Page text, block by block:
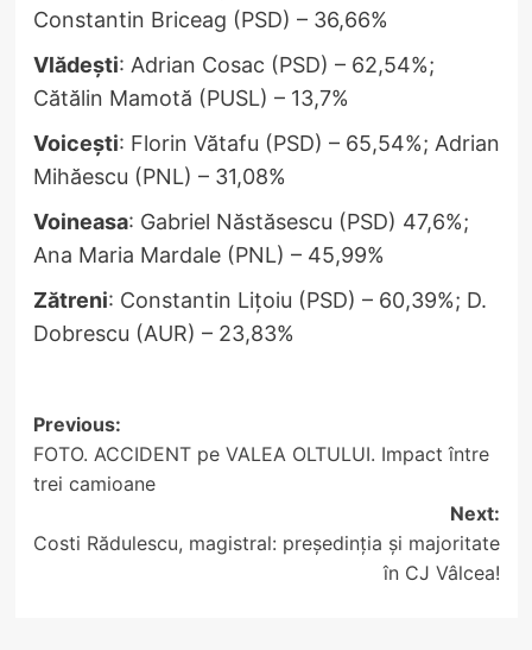
Constantin Briceag (PSD) – 36,66%
Vlădești: Adrian Cosac (PSD) – 62,54%;
Cătălin Mamotă (PUSL) – 13,7%
Voicești: Florin Vătafu (PSD) – 65,54%; Adrian
Mihăescu (PNL) – 31,08%
Voineasa: Gabriel Năstăsescu (PSD) 47,6%;
Ana Maria Mardale (PNL) – 45,99%
Zătreni: Constantin Lițoiu (PSD) – 60,39%; D.
Dobrescu (AUR) – 23,83%
Post
navigation
Previous:
FOTO. ACCIDENT pe VALEA OLTULUI. Impact între
trei camioane
Next:
Costi Rădulescu, magistral: președinția și majoritate
în CJ Vâlcea!